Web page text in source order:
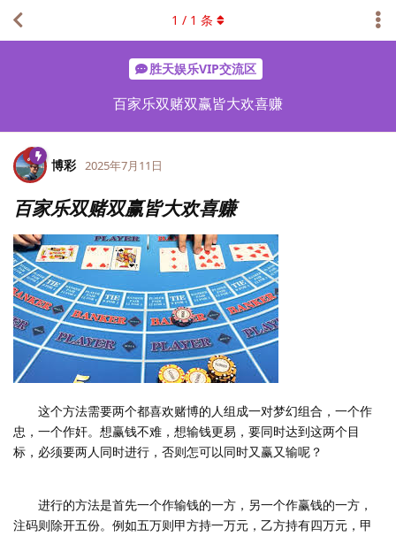
胜天娱乐VIP交流区
百家乐双赌双赢皆大欢喜赚
1 / 1 条
博彩 2025年7月11日
百家乐双赌双赢皆大欢喜赚
这个方法需要两个都喜欢赌博的人组成一对梦幻组合，一个作
忠，一个作奸。想赢钱不难，想输钱更易，要同时达到这两个目
标，必须要两人同时进行，否则怎可以同时又赢又输呢？
进行的方法是首先一个作输钱的一方，另一个作赢钱的一方，
注码则除开五份。例如五万则甲方持一万元，乙方持有四万元，甲